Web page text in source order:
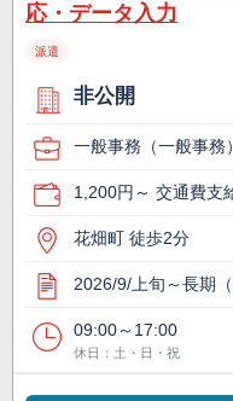
応・データ入力
派遣
非公開
一般事務（一般事務
1,200円～ 交通費支
花畑町 徒歩2分
2026/9/上旬～長期（
09:00～17:00
休日：土・日・祝